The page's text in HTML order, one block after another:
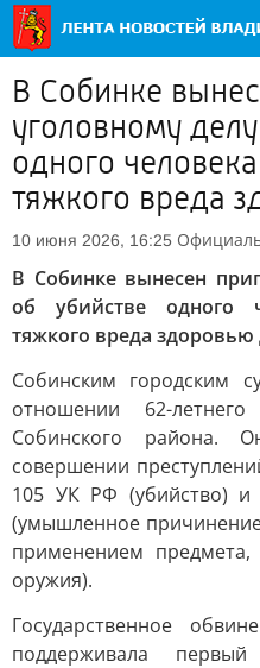
В Собинке
уголовному
одного
тяжкого вреда
10 июня 2026, 16:25
В Собинке вынесен
об убийстве одного
тяжкого вреда здоровью
Собинским городским
отношении 62-
Собинского района.
совершении
105 УК РФ (убийство)
(умышленное
применением предмета,
оружия).
Государственное
поддерживала первый